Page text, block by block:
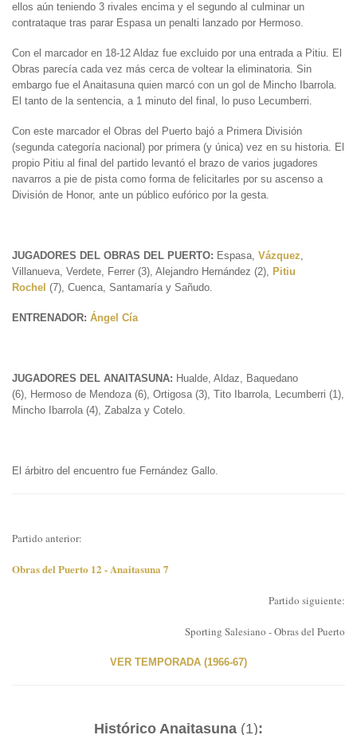
ellos aún teniendo 3 rivales encima y el segundo al culminar un
contrataque tras parar Espasa un penalti lanzado por Hermoso.
Con el marcador en 18-12 Aldaz fue excluido por una entrada a Pitiu. El
Obras parecía cada vez más cerca de voltear la eliminatoria. Sin
embargo fue el Anaitasuna quien marcó con un gol de Mincho Ibarrola.
El tanto de la sentencia, a 1 minuto del final, lo puso Lecumberri.
Con este marcador el Obras del Puerto bajó a Primera División
(segunda categoría nacional) por primera (y única) vez en su historia. El
propio Pitiu al final del partido levantó el brazo de varios jugadores
navarros a pie de pista como forma de felicitarles por su ascenso a
División de Honor, ante un público eufórico por la gesta.
JUGADORES DEL OBRAS DEL PUERTO: Espasa, Vázquez,
Villanueva, Verdete, Ferrer (3), Alejandro Hernández (2), Pitiu
Rochel (7), Cuenca, Santamaría y Sañudo.
ENTRENADOR: Ángel Cía
JUGADORES DEL ANAITASUNA: Hualde, Aldaz, Baquedano
(6), Hermoso de Mendoza (6), Ortigosa (3), Tito Ibarrola, Lecumberri (1),
Mincho Ibarrola (4), Zabalza y Cotelo.
El árbitro del encuentro fue Fernández Gallo.
Partido anterior:
Obras del Puerto 12 - Anaitasuna 7
Partido siguiente:
Sporting Salesiano - Obras del Puerto
VER TEMPORADA (1966-67)
Histórico Anaitasuna (1):